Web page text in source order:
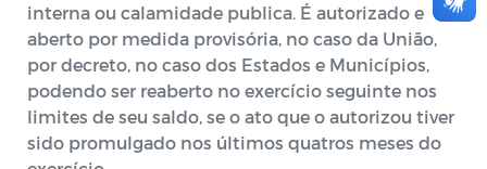
interna ou calamidade publica. É autorizado e
aberto por medida provisória, no caso da União,
por decreto, no caso dos Estados e Municípios,
podendo ser reaberto no exercício seguinte nos
limites de seu saldo, se o ato que o autorizou tiver
sido promulgado nos últimos quatros meses do